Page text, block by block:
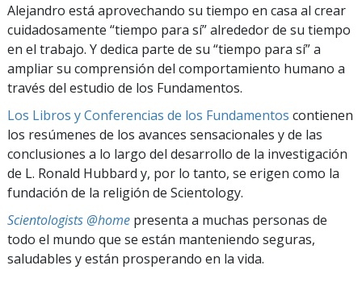
Alejandro está aprovechando su tiempo en casa al crear
cuidadosamente “tiempo para sí” alrededor de su tiempo
en el trabajo. Y dedica parte de su “tiempo para sí” a
ampliar su comprensión del comportamiento humano a
través del estudio de los Fundamentos.
Los Libros y Conferencias de los Fundamentos contienen
los resúmenes de los avances sensacionales y de las
conclusiones a lo largo del desarrollo de la investigación
de L. Ronald Hubbard y, por lo tanto, se erigen como la
fundación de la religión de Scientology.
Scientologists @home presenta a muchas personas de
todo el mundo que se están manteniendo seguras,
saludables y están prosperando en la vida.